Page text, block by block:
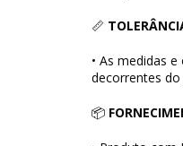
📏
• As medidas
decorrentes
📦